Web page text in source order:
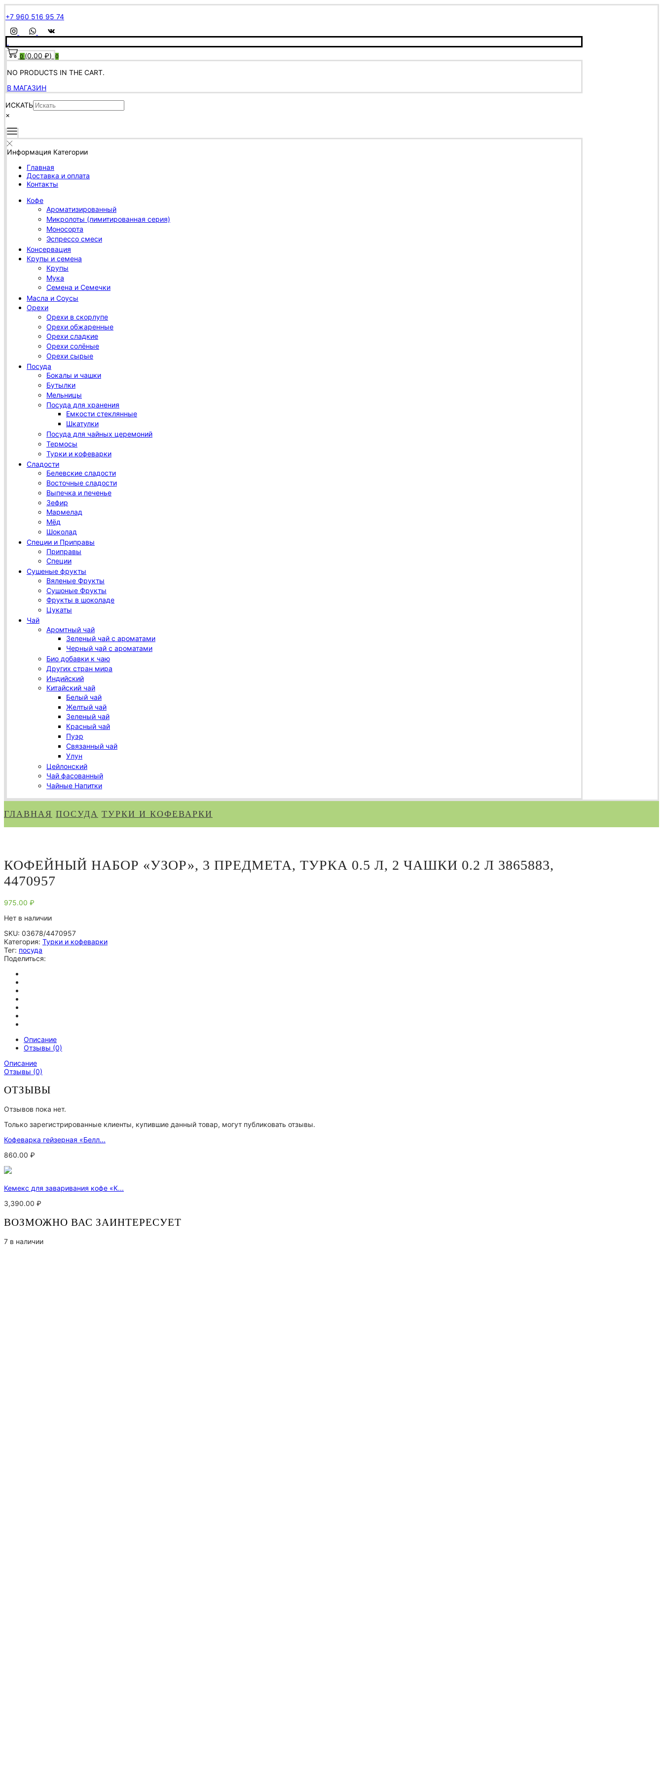
+7 960 516 95 74
0 (0.00₽) 0
NO PRODUCTS IN THE CART.
В МАГАЗИН
ИСКАТЬ
×
Информация Категории
Главная
Доставка и оплата
Контакты
Кофе
Ароматизированный
Микролоты (лимитированная серия)
Моносорта
Эспрессо смеси
Консервация
Крупы и семена
Крупы
Мука
Семена и Семечки
Масла и Соусы
Орехи
Орехи в скорлупе
Орехи обжаренные
Орехи сладкие
Орехи солёные
Орехи сырые
Посуда
Бокалы и чашки
Бутылки
Мельницы
Посуда для хранения
Емкости стеклянные
Шкатулки
Посуда для чайных церемоний
Термосы
Турки и кофеварки
Сладости
Белевские сладости
Восточные сладости
Выпечка и печенье
Зефир
Мармелад
Мёд
Шоколад
Специи и Приправы
Приправы
Специи
Сушеные фрукты
Вяленые Фрукты
Сушоные Фрукты
Фрукты в шоколаде
Цукаты
Чай
Аромтный чай
Зеленый чай с ароматами
Черный чай с ароматами
Био добавки к чаю
Других стран мира
Индийский
Китайский чай
Белый чай
Желтый чай
Зеленый чай
Красный чай
Пуэр
Связанный чай
Улун
Цейлонский
Чай фасованный
Чайные Напитки
ГЛАВНАЯ ПОСУДА ТУРКИ И КОФЕВАРКИ
КОФЕЙНЫЙ НАБОР «УЗОР», 3 ПРЕДМЕТА, ТУРКА 0.5 Л, 2 ЧАШКИ 0.2 Л 3865883,
4470957
975.00 ₽
Нет в наличии
SKU: 03678/4470957
Категория: Турки и кофеварки
Тег: посуда
Поделиться:
Описание
Отзывы (0)
Описание
Отзывы (0)
ОТЗЫВЫ
Отзывов пока нет.
Только зарегистрированные клиенты, купившие данный товар, могут публиковать отзывы.
Кофеварка гейзерная «Белл...
860.00 ₽
Кемекс для заваривания кофе «К...
3,390.00 ₽
ВОЗМОЖНО ВАС ЗАИНТЕРЕСУЕТ
7 в наличии